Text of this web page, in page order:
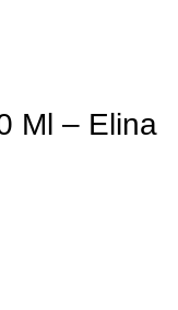
Ml – Elina